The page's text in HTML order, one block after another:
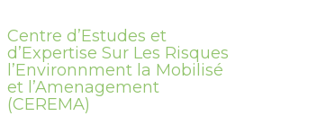
Centre d’Estudes et
d’Expertise Sur Les Risques
l’Environnment la Mobilisé
et l’Amenagement
(CEREMA)